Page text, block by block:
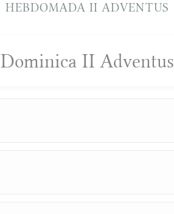
HEBDOMADA II ADVENTUS
Dominica II Adventus